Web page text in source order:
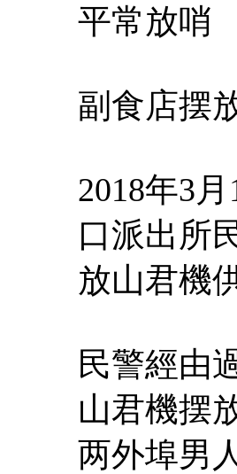
平常放哨
副食店摆
2018年3
口派出所
放山君機
民警經由
山君機摆
两外埠男